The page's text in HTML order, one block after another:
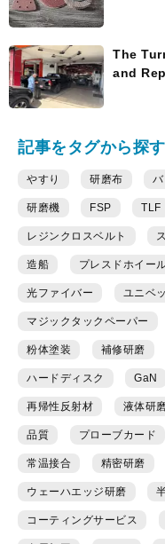
The
and
記事をタグから探す
やすり 研磨布
研磨機 FSP TLF
レジンクロスベルト
造船 プレスドホイー
光ファイバー ユニベ
マジックタックペーパー
粉体塗装 補修研磨
ハードディスク GaN
再帰性反射材 液体研
品質 プローブカード
常温接合 精密研磨
ウェーハエッジ研磨
コーティングサービス